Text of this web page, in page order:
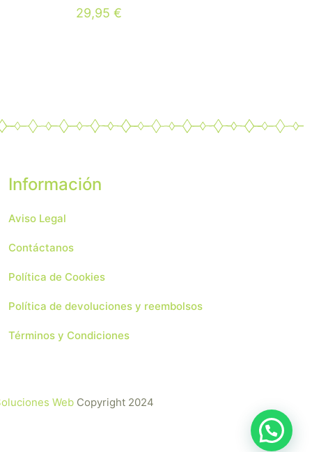
29,95 €
Información
Aviso Legal
Contáctanos
Política de Cookies
Política de devoluciones y reembolsos
Términos y Condiciones
Web Copyright 2024